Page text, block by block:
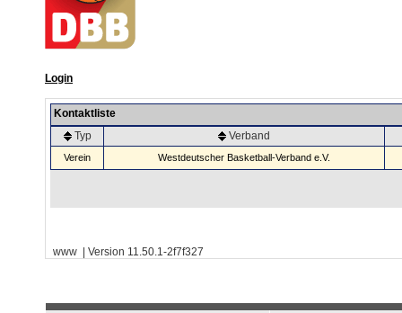
Login
Kontaktliste
Typ
Verband
Verein Westdeutscher Basketball-Verband e.V.
www | Version 11.50.1-2f7f327